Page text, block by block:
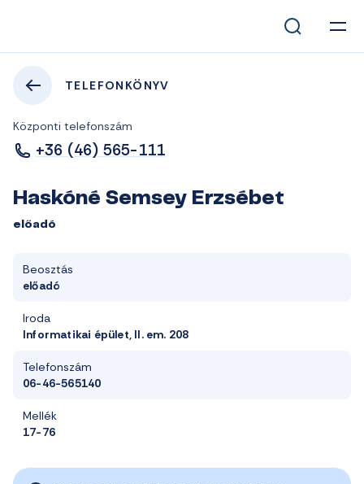
TELEFONKÖNYV
Központi telefonszám
+36 (46) 565-111
Haskóné Semsey Erzsébet
előadó
Beosztás
előadó
Iroda
Informatikai épület, II. em. 208
Telefonszám
06-46-565140
Mellék
17-76